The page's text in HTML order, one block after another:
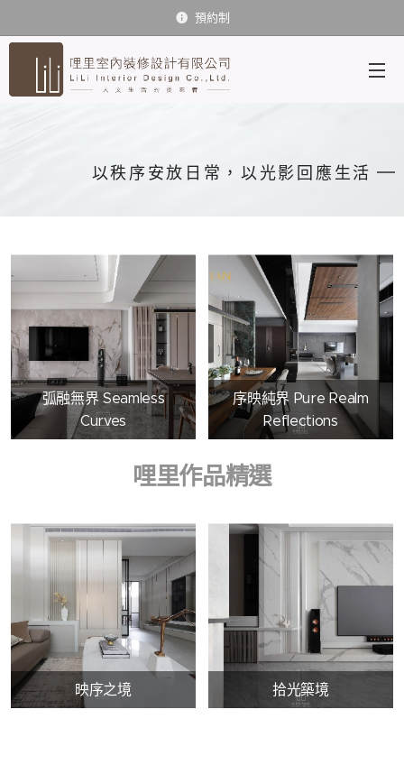
預約制
以秩序安放日常，以光影回應生活
弧融無界 Seamless
Curves
序映純界 Pure Realm
Reflections
哩里作品精選
映序之境 拾光築境